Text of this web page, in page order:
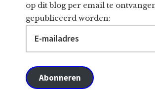
op dit blog per email te
gepubliceerd worden:
mailadres
Abonneren